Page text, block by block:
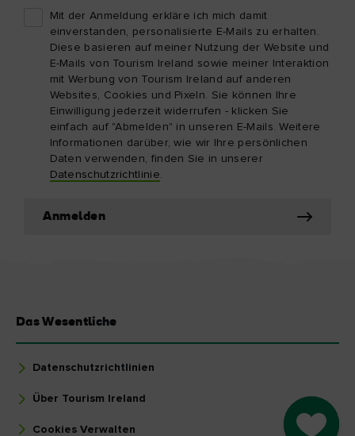
Go to
Mit der Anmeldung erkläre ich mich damit
einverstanden, personalisierte E-Mails zu erhalten.
Diese basieren auf meiner Nutzung der Website und
E-Mails von Tourism Ireland sowie meiner Interaktion
mit Werbung von Tourism Ireland auf anderen
Websites, Cookies und Pixeln. Sie können Ihre
Einwilligung jederzeit widerrufen - klicken Sie
einfach auf "Abmelden" in unseren E-Mails. Weitere
Informationen darüber, wie wir Ihre persönlichen
Daten verwenden, finden Sie in unserer
Datenschutzrichtlinie.
Anmelden
Das Wesentliche
Datenschutzrichtlinien
Über Tourism Ireland
Cookies Verwalten